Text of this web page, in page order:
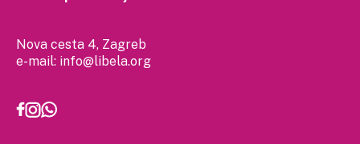
Nova cesta 4, Zagreb
e-mail: info@libela.org